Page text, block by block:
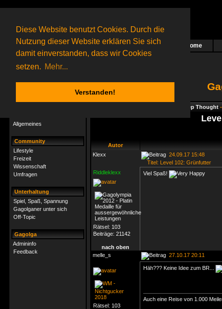
Diese Website benutzt Cookies. Durch die
Nutzung dieser Website erklären Sie sich
damit einverstanden, dass wir Cookies
setzen. Mehr...
Verstanden!
Das nächste Rätsel ist in Arbeit Home
41 Gagolganeronline(0 registrierte und 41 Gäste)
Gagolganer:
9732Rätsel online:
Allgemeines
Community
Lifestyle
Freizeit
Wissenschaft
Umfragen
Unterhaltung
Spiel, Spaß, Spannung
Gagolganer unter sich
Off-Topic
Gagolga
Admininfo
Feedback
Gagolga - Deep Thought
Autor
Klexx
24.09.17 15:48
Titel: Level 102: Grünfutter
Riddleklexx
Rätsel: 103
Beiträge: 21142
Viel Spaß!
nach oben
melle_s
27.10.17 20:11
Rätsel: 103
Häh??? Keine Idee zum BR...
Auch eine Reise von 1.000